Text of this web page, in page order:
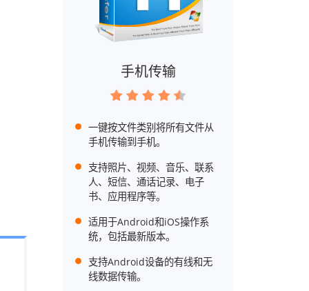
手机传输
一键按文件类别将所有文件从
手机传输到手机。
支持照片、视频、音乐、联系
人、短信、通话记录、电子
书、应用程序等。
适用于Android和iOS操作系
统，包括最新版本。
支持Android设备的有线和无
线数据传输。